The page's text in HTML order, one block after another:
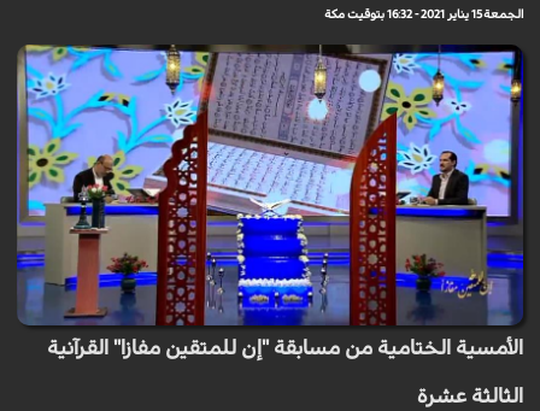
الجمعة 15 يناير 2021 - 16:32 بتوقيت مكة
الأمسية الختامية من مسابقة "إن للمتقين مفازا" القرآنية
الثالثة عشرة